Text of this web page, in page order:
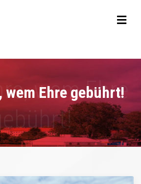
wem Ehre gebührt!